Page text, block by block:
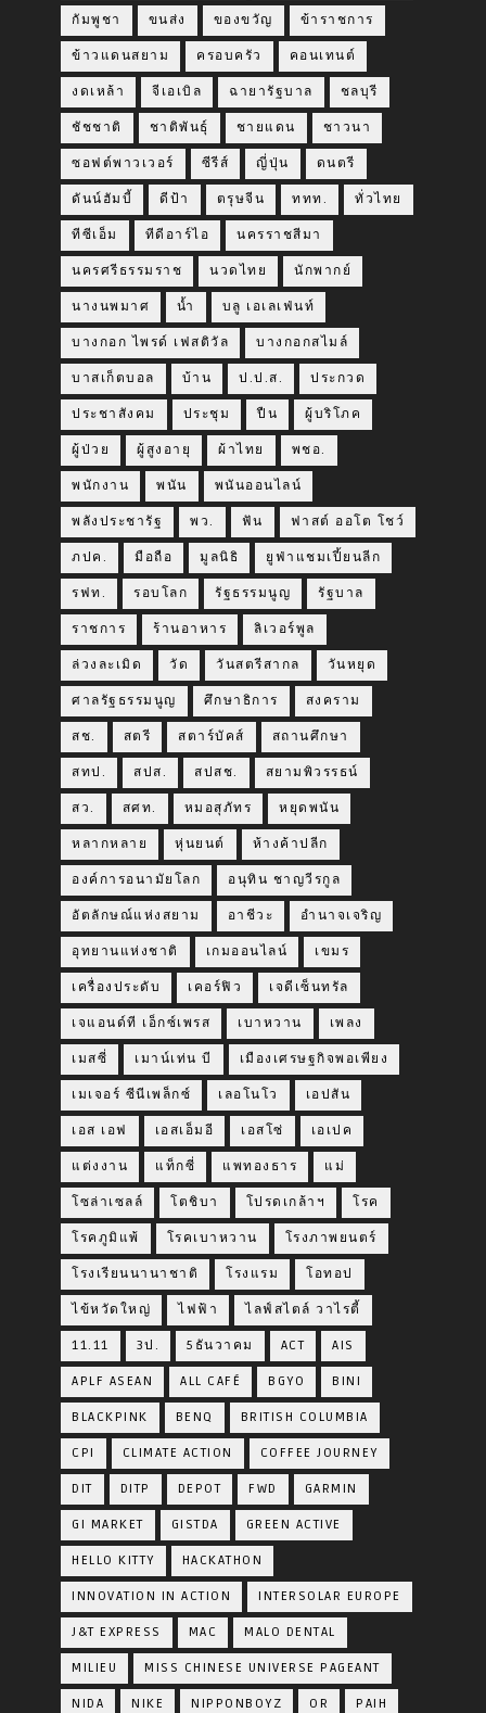
กัมพูชา ขนส่ง ของขวัญ ข้าราชการ
ข้าวแดนสยาม ครอบครัว คอนเทนต์
งดเหล้า จีเอเบิล ฉายารัฐบาล ชลบุรี
ชัชชาติ ชาติพันธุ์ ชายแดน ชาวนา
ซอฟต์พาวเวอร์ ซีรีส์ ญี่ปุ่น ดนตรี
ดันน์ฮัมบี้ ดีป้า ตรุษจีน ททท. ทั่วไทย
ทีซีเอ็ม ทีดีอาร์ไอ นครราชสีมา
นครศรีธรรมราช นวดไทย นักพากย์
นางนพมาศ น้ำ บลู เอเลเฟ่นท์
บางกอก ไพรด์ เฟสติวัล บางกอกสไมล์
บาสเก็ตบอล บ้าน ป.ป.ส. ประกวด
ประชาสังคม ประชุม ปืน ผู้บริโภค
ผู้ป่วย ผู้สูงอายุ ผ้าไทย พชอ.
พนักงาน พนัน พนันออนไลน์
พลังประชารัฐ พว. ฟัน ฟาสต์ ออโต โชว์
ภปค. มือถือ มูลนิธิ ยูฟ่าแชมเปี้ยนลีก
รฟท. รอบโลก รัฐธรรมนูญ รัฐบาล
ราชการ ร้านอาหาร ลิเวอร์พูล
ล่วงละเมิด วัด วันสตรีสากล วันหยุด
ศาลรัฐธรรมนูญ ศึกษาธิการ สงคราม
สช. สตรี สตาร์บัคส์ สถานศึกษา
สทป. สปส. สปสช. สยามพิวรรธน์
สว. สศท. หมอสุภัทร หยุดพนัน
หลากหลาย หุ่นยนต์ ห้างค้าปลีก
องค์การอนามัยโลก อนุทิน ชาญวีรกูล
อัตลักษณ์แห่งสยาม อาชีวะ อำนาจเจริญ
อุทยานแห่งชาติ เกมออนไลน์ เขมร
เครื่องประดับ เคอร์ฟิว เจดีเซ็นทรัล
เจแอนด์ที เอ็กซ์เพรส เบาหวาน เพลง
เมสซี่ เมาน์เท่น บี เมืองเศรษฐกิจพอเพียง
เมเจอร์ ซีนีเพล็กซ์ เลอโนโว เอปสัน
เอส เอฟ เอสเอ็มอี เอสโซ่ เอเปค
แต่งงาน แท็กซี่ แพทองธาร แม่
โซล่าเซลล์ โตชิบา โปรดเกล้าฯ โรค
โรคภูมิแพ้ โรคเบาหวาน โรงภาพยนตร์
โรงเรียนนานาชาติ โรงแรม โอทอป
ไข้หวัดใหญ่ ไฟฟ้า ไลฟ์สไตล์ วาไรตี้
11.11 3ป. 5ธันวาคม ACT AIS
APLF ASEAN ALL CAFÉ BGYO BINI
BLACKPINK BENQ BRITISH COLUMBIA
CPI CLIMATE ACTION COFFEE JOURNEY
DIT DITP DEPOT FWD GARMIN
GI MARKET GISTDA GREEN ACTIVE
HELLO KITTY HACKATHON
INNOVATION IN ACTION INTERSOLAR EUROPE
J&T EXPRESS MAC MALO DENTAL
MILIEU MISS CHINESE UNIVERSE PAGEANT
NIDA NIKE NIPPONBOYZ OR PAIH